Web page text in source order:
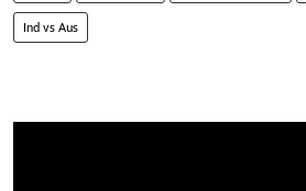
Ind vs Aus